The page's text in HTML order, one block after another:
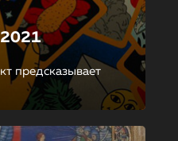
предсказывает